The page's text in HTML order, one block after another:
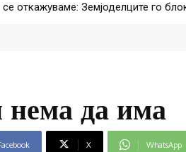
Земјоделците го
е поисплатливо?
да има
X WhatsApp